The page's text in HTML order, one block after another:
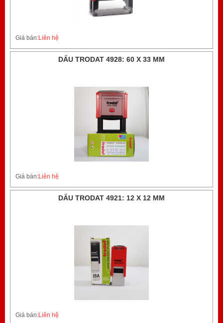
Giá bán:Liên hệ
DẤU TRODAT 4928: 60 X 33 MM
Giá bán:Liên hệ
DẤU TRODAT 4921: 12 X 12 MM
Giá bán:Liên hệ